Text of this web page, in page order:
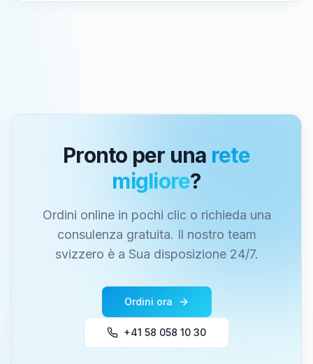
Pronto per una rete
migliore?
Ordini online in pochi clic o richieda una
consulenza gratuita. Il nostro team
svizzero è a Sua disposizione 24/7.
Ordini ora
+41 58 058 10 30